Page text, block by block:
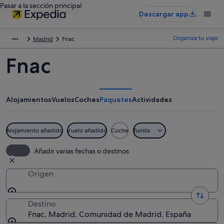
Pasar a la sección principal
Descargar app
Madrid Fnac Organiza tu viaje
Fnac
AlojamientosVuelosCochesPaquetesActividades
Alojamiento añadido Vuelo añadido Coche Turista
Añadir varias fechas o destinos
Origen
Destino
Fnac, Madrid, Comunidad de Madrid, España